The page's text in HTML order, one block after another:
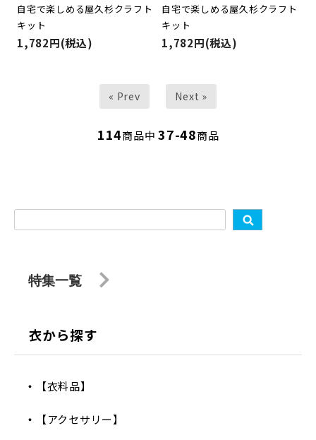
自宅で楽しめる屋久杉クラフト
キット
1,782円(税込)
自宅で楽しめる屋久杉クラフト
キット
1,782円(税込)
« Prev Next »
114商品中 37-48商品
特集一覧
衣から探す
【衣料品】
【アクセサリー】